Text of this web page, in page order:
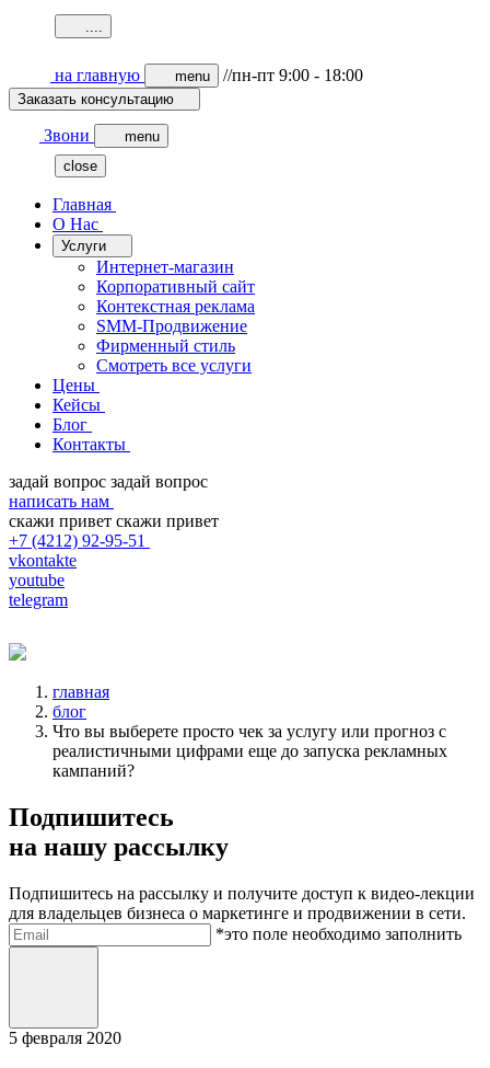
....
на главную menu //пн-пт 9:00 - 18:00
Заказать консультацию
Звони
menu
close
Главная
О Нас
Услуги
Интернет-магазин
Корпоративный сайт
Контекстная реклама
SMM-Продвижение
Фирменный стиль
Смотреть все услуги
Цены
Кейсы
Блог
Контакты
задай вопрос задай вопрос
написать нам
скажи привет скажи привет
+7 (4212) 92-95-51
vkontakte
youtube
telegram
главная
блог
Что вы выберете просто чек за услугу или прогноз с
реалистичными цифрами еще до запуска рекламных
кампаний?
Подпишитесь
на нашу рассылку
Подпишитесь на рассылку и получите доступ к видео-лекции
для владельцев бизнеса о маркетинге и продвижении в сети.
Электронная почта
*это поле необходимо заполнить
5 февраля 2020